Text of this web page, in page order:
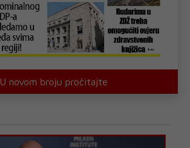
U novom broju pročitajte